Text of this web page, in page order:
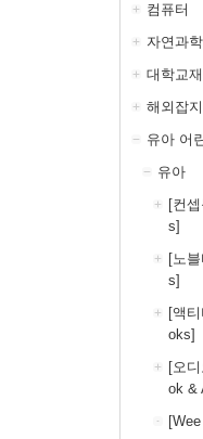
컴퓨터
자연과학
대학교
해외잡지
유아 어
유아
[컨
s]
[노
s]
[액
oks]
[오
ok &